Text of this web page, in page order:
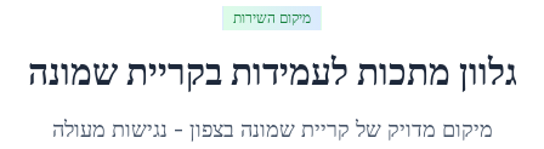
מיקום השירות
גלוון מתכות לעמידות בקריית שמונה
מיקום מדויק של קריית שמונה בצפון - נגישות מעולה